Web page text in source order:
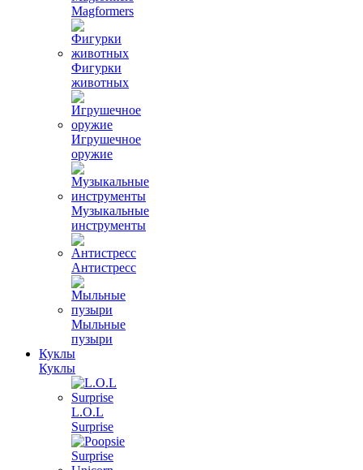
Magformers
Фигурки
животных
Игрушечное
оружие
Музыкальные
инструменты
Антистресс
Мыльные
пузыри
Куклы
Куклы
L.O.L
Surprise